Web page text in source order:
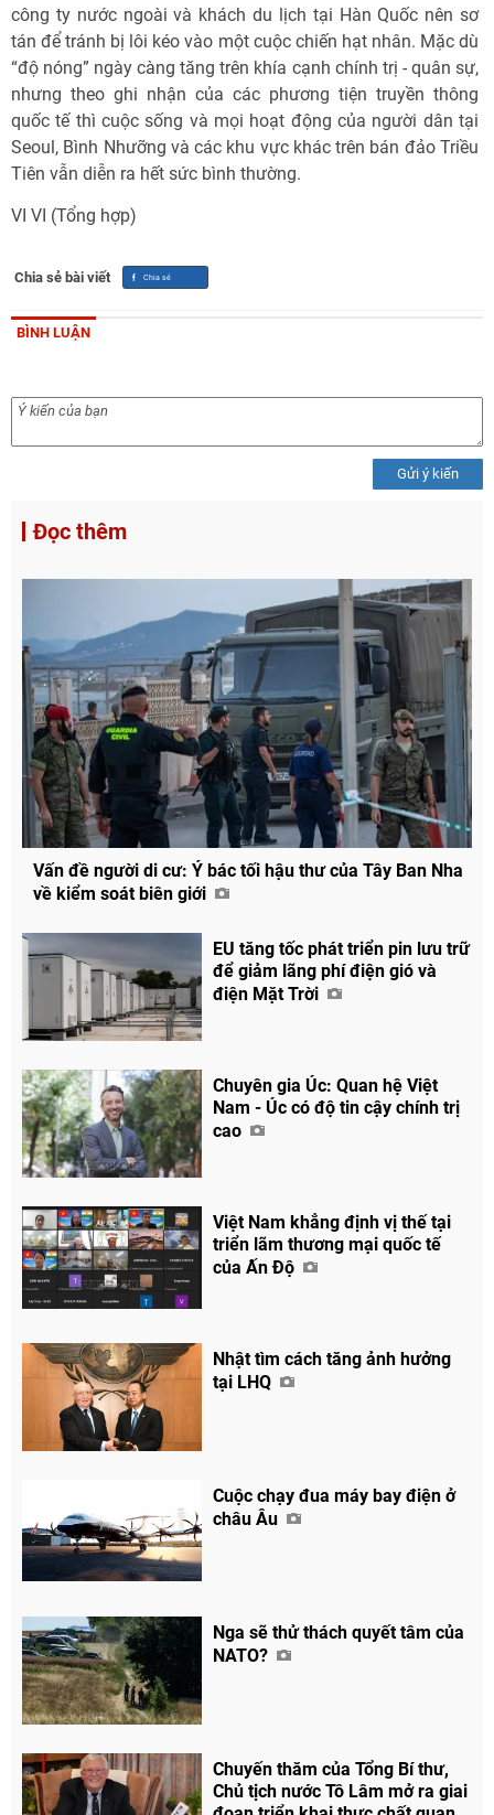
công ty nước ngoài và khách du lịch tại Hàn Quốc nên sơ
tán để tránh bị lôi kéo vào một cuộc chiến hạt nhân. Mặc dù
“độ nóng” ngày càng tăng trên khía cạnh chính trị - quân sự,
nhưng theo ghi nhận của các phương tiện truyền thông
quốc tế thì cuộc sống và mọi hoạt động của người dân tại
Seoul, Bình Nhưỡng và các khu vực khác trên bán đảo Triều
Tiên vẫn diễn ra hết sức bình thường.
VI VI (Tổng hợp)
Chia sẻ bài viết
BÌNH LUẬN
Gửi ý kiến
Đọc thêm
Vấn đề người di cư: Ý bác tối hậu thư của Tây Ban Nha
về kiểm soát biên giới
EU tăng tốc phát triển pin lưu trữ
để giảm lãng phí điện gió và
điện Mặt Trời
Chuyên gia Úc: Quan hệ Việt
Nam - Úc có độ tin cậy chính trị
cao
Việt Nam khẳng định vị thế tại
triển lãm thương mại quốc tế
của Ấn Độ
Nhật tìm cách tăng ảnh hưởng
tại LHQ
Cuộc chạy đua máy bay điện ở
châu Âu
Nga sẽ thử thách quyết tâm của
NATO?
Chuyến thăm của Tổng Bí thư,
Chủ tịch nước Tô Lâm mở ra giai